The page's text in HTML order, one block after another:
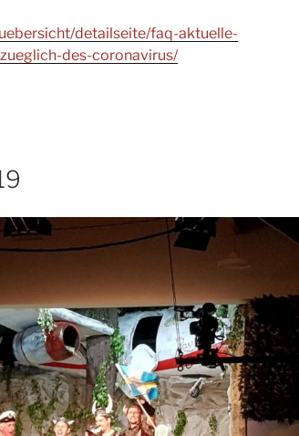
detailseite/faq-aktuelle-
des-coronavirus/